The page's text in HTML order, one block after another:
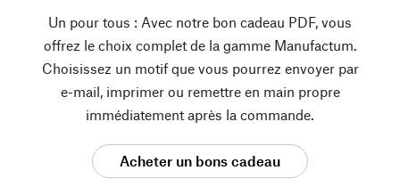
Un pour tous : Avec notre bon cadeau PDF, vous
offrez le choix complet de la gamme Manufactum.
Choisissez un motif que vous pourrez envoyer par
e-mail, imprimer ou remettre en main propre
immédiatement après la commande.
Acheter un bons cadeau